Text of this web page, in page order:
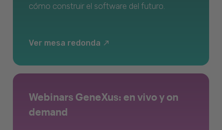
cómo construir el software del futuro.
Ver mesa redonda
Webinars GeneXus: en vivo y on
demand